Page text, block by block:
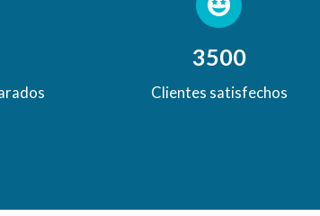
3500
Clientes satisfechos